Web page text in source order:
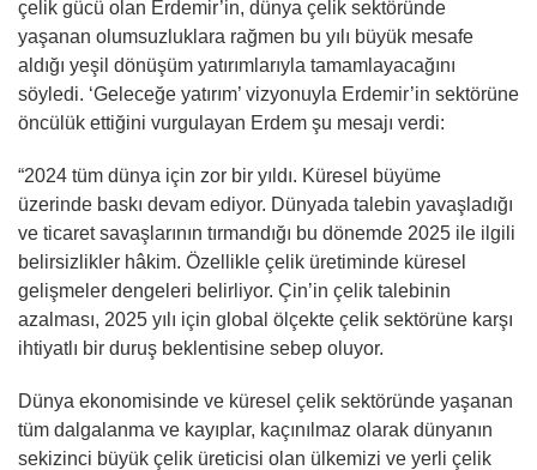
çelik gücü olan Erdemir’in, dünya çelik sektöründe
yaşanan olumsuzluklara rağmen bu yılı büyük mesafe
aldığı yeşil dönüşüm yatırımlarıyla tamamlayacağını
söyledi. ‘Geleceğe yatırım’ vizyonuyla Erdemir’in sektörüne
öncülük ettiğini vurgulayan Erdem şu mesajı verdi:
“2024 tüm dünya için zor bir yıldı. Küresel büyüme
üzerinde baskı devam ediyor. Dünyada talebin yavaşladığı
ve ticaret savaşlarının tırmandığı bu dönemde 2025 ile ilgili
belirsizlikler hâkim. Özellikle çelik üretiminde küresel
gelişmeler dengeleri belirliyor. Çin’in çelik talebinin
azalması, 2025 yılı için global ölçekte çelik sektörüne karşı
ihtiyatlı bir duruş beklentisine sebep oluyor.
Dünya ekonomisinde ve küresel çelik sektöründe yaşanan
tüm dalgalanma ve kayıplar, kaçınılmaz olarak dünyanın
sekizinci büyük çelik üreticisi olan ülkemizi ve yerli çelik